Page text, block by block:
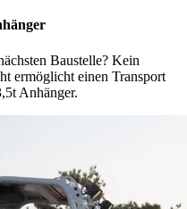
Baustelle? Kein
ermöglicht einen Transport
Anhänger.